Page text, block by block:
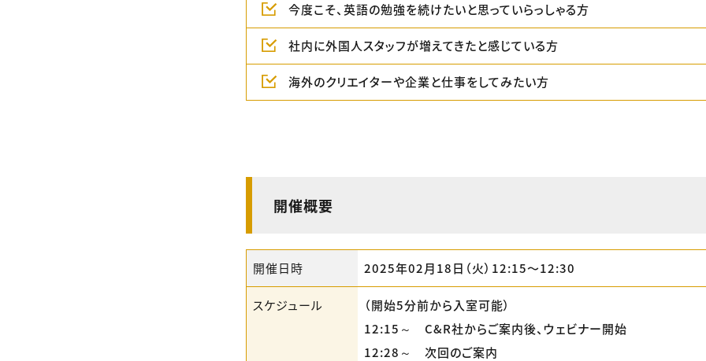
今度こそ、英語の勉強を続けたいと思っていらっしゃる方
社内に外国人スタッフが増えてきたと感じている方
海外のクリエイターや企業と仕事をしてみたい方
開催概要
開催日時 2025年02月18日（火）12:15〜12:30
スケジュール
（開始5分前から入室可能）
12:15～ C&R社からご案内後、ウェビナー開始
12:28～ 次回のご案内